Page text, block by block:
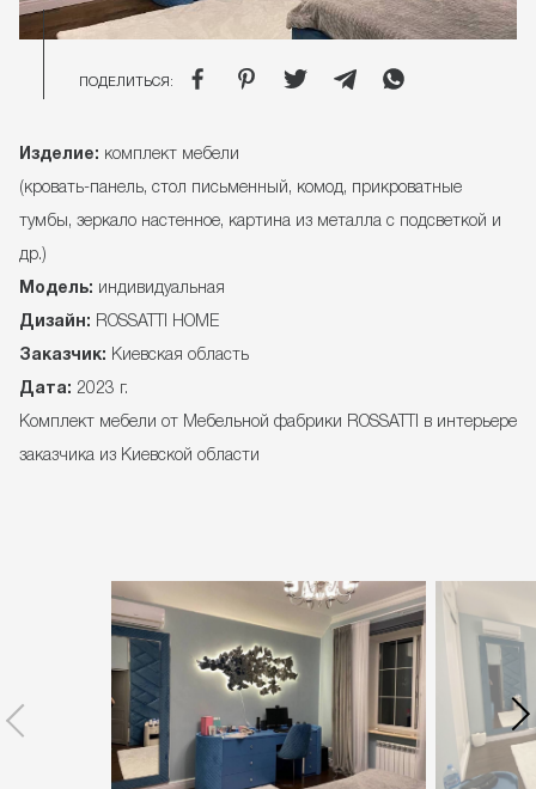
ПОДЕЛИТЬСЯ:
Изделие: комплект мебели
(кровать-панель, стол письменный, комод, прикроватные
тумбы, зеркало настенное, картина из металла с подсветкой и
др.)
Модель: индивидуальная
Дизайн: ROSSATTI HOME
Заказчик: Киевская область
Дата: 2023 г.
Комплект мебели от Мебельной фабрики ROSSATTI в интерьере
заказчика из Киевской области